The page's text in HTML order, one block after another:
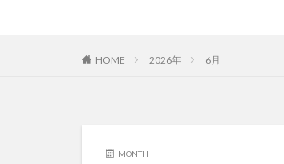
HOME 2026年 6月
MONTH